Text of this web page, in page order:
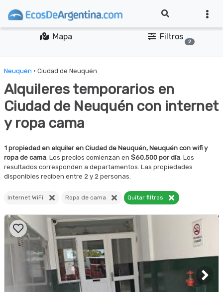
Mapa Filtros
2
Neuquén · Ciudad de Neuquén
Alquileres temporarios en
Ciudad de Neuquén con internet
y ropa cama
1 propiedad en alquiler en Ciudad de Neuquén, Neuquén con wifi y
ropa de cama. Los precios comienzan en $60.500 por día. Los
resultados corresponden a departamentos. Las propiedades
disponibles reciben entre 2 y 2 personas.
Internet WiFi Ropa de cama Quitar filtros